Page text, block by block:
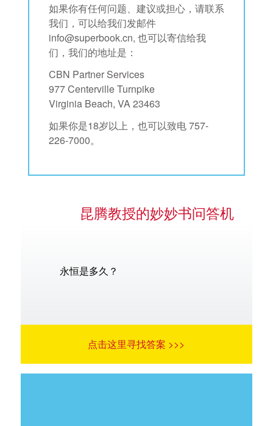
如果你有任何问题、建议或担心，请联系
我们，可以给我们发邮件
info@superbook.cn, 也可以寄信给我
们，我们的地址是：
CBN Partner Services
977 Centerville Turnpike
Virginia Beach, VA 23463
如果你是18岁以上，也可以致电 757-
226-7000。
昆腾教授的妙妙书问答机
永恒是多久？
点击这里寻找答案 >>>